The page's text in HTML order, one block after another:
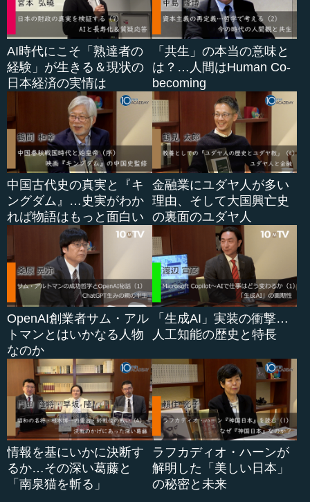
AI時代にこそ「熟達者の
経験」が生きる＆現状の
日本経済の実情は
「共生」の本当の意味と
は？…人間はHuman Co-
becoming
中国古代史の真実と『キ
ングダム』…史実がわか
れば物語はもっと面白い
金融業にユダヤ人が多い
理由、そして大国興亡史
の裏面のユダヤ人
OpenAI創業者サム・アル
トマンとはいかなる人物
なのか
「生成AI」実装の衝撃…
人工知能の歴史と特長
情報を基にいかに決断す
るか…その深い葛藤と
「南泉猫を斬る」
ラフカディオ・ハーンが
解明した「美しい日本」
の秘密と未来